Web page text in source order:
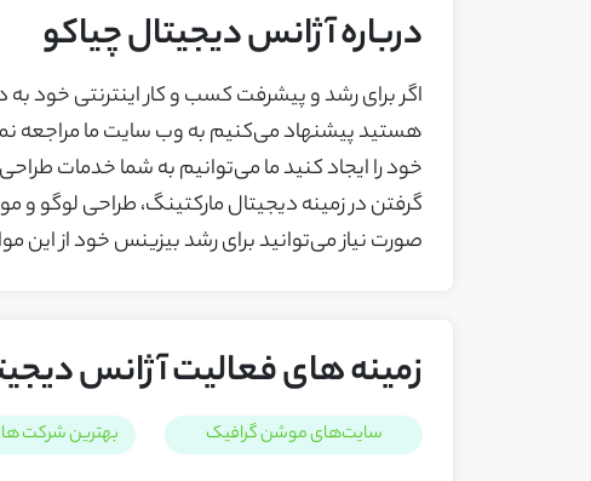
درباره آژانس دیجیتال چیاکو
اگر برای رشد و پیشرفت کسب و کار اینترنتی خود
هستید پیشنهاد می‌کنیم به وب سایت ما مراجعه
خود را ایجاد کنید ما می‌توانیم به شما خدمات
گرفتن در زمینه دیجیتال مارکتینگ، طراحی لوگو
صورت نیاز می‌توانید برای رشد بیزینس خود از این
زمینه های فعالیت آژانس
سایت‌های موشن گرافیک بهترین شرکت